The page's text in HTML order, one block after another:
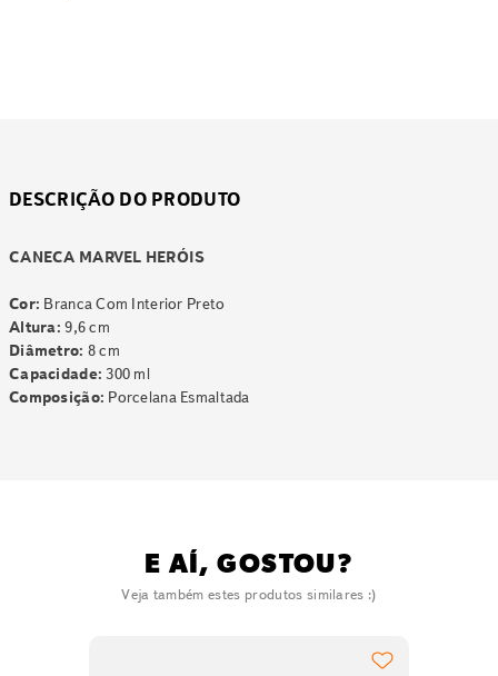
DESCRIÇÃO DO PRODUTO
CANECA MARVEL HERÓIS
Cor: Branca Com Interior Preto
Altura: 9,6 cm
Diâmetro: 8 cm
Capacidade: 300 ml
Composição: Porcelana Esmaltada
E AÍ, GOSTOU?
Veja também estes produtos similares :)